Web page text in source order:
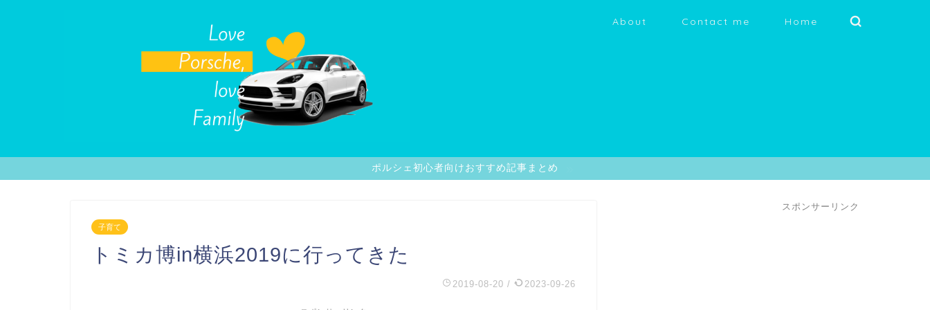
About Contact me Home
ポルシェ初心者向けおすすめ記事まとめ
子育て
トミカ博in横浜2019に行ってきた
2019-08-20 / 2023-09-26
スポンサーリンク